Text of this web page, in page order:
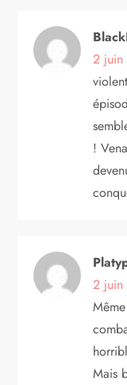
n
r
2 juin
!
2 juin
Mais